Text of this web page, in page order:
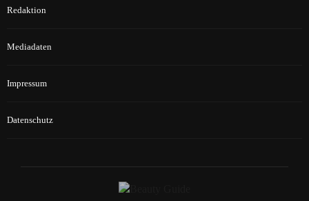
Redaktion
Mediadaten
Impressum
Datenschutz